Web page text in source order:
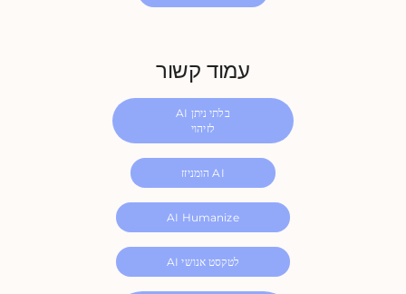
עמוד קשור
AI בלתי ניתן
לזיהוי
הומניזז AI
AI Humanize
AI לטקסט אנושי